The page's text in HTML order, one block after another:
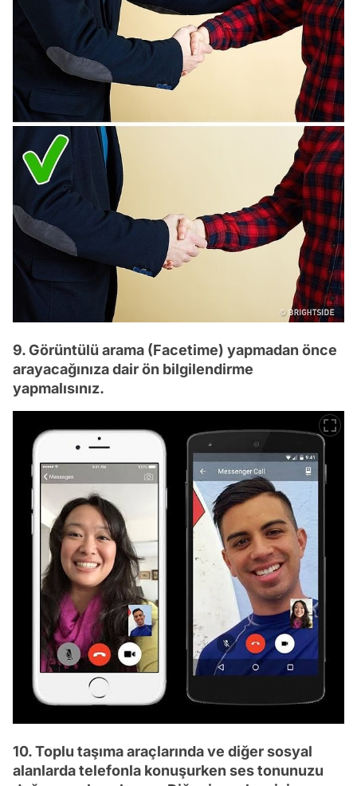
9. Görüntülü arama (Facetime) yapmadan önce
arayacağınıza dair ön bilgilendirme
yapmalısınız.
10. Toplu taşıma araçlarında ve diğer sosyal
alanlarda telefonla konuşurken ses tonunuzu